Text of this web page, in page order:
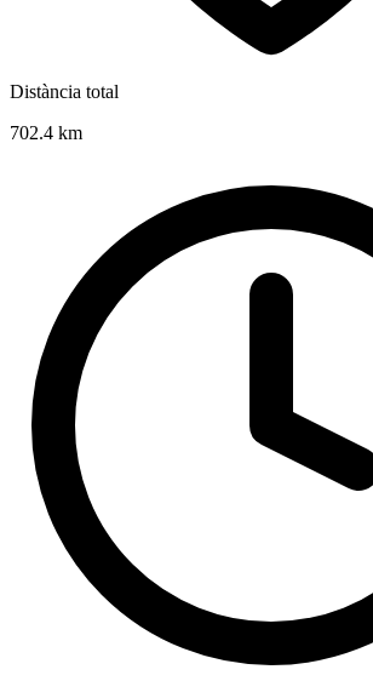
Distància total
702.4 km